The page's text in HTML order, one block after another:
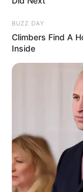
BUZZ DAY
Climbers Find A
Inside